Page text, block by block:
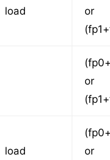
load
or
or
load
or